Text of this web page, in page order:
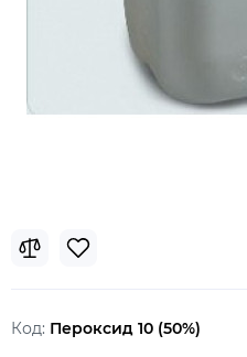
Код: Пероксид 10 (50%)